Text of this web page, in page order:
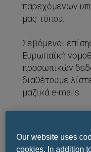
παρεχόμενων
μας τόπου.
Σεβόμενοι
Ευρωπαϊκή
προσωπικών
διαθέτουμε
μαζικά e-mails.
μας τόπος δεν
Our website uses
cookies. In addition